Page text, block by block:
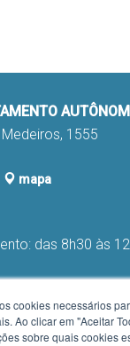
1555
mapa
das 8h30 às
Protocolo:
cookies necessários
Ao clicar em "Aceitar
sobre quais cookies